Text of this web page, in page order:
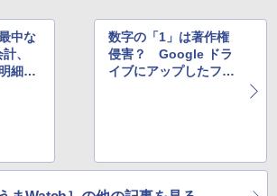
中な
、
細の
数字の「1」は著作権
侵害？ Google ドラ
イブにアップしたファ